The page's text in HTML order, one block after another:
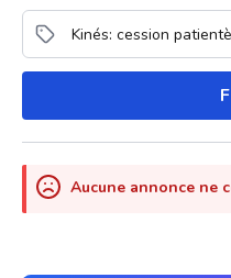
Aucune annonce ne